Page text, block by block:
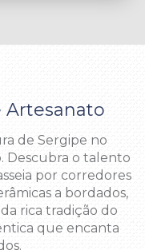
Artesanato
de Sergipe no
Descubra o talento
por corredores
a bordados,
rica tradição do
que encanta